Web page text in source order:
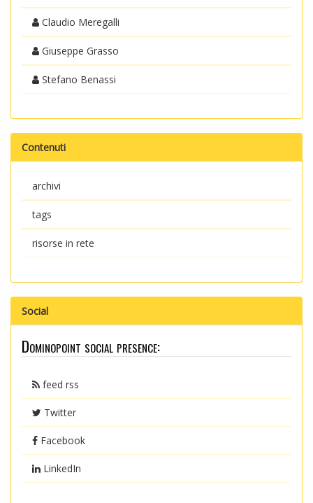
Claudio Meregalli
Giuseppe Grasso
Stefano Benassi
Contenuti
archivi
tags
risorse in rete
Social
Dominopoint social presence:
feed rss
Twitter
Facebook
LinkedIn